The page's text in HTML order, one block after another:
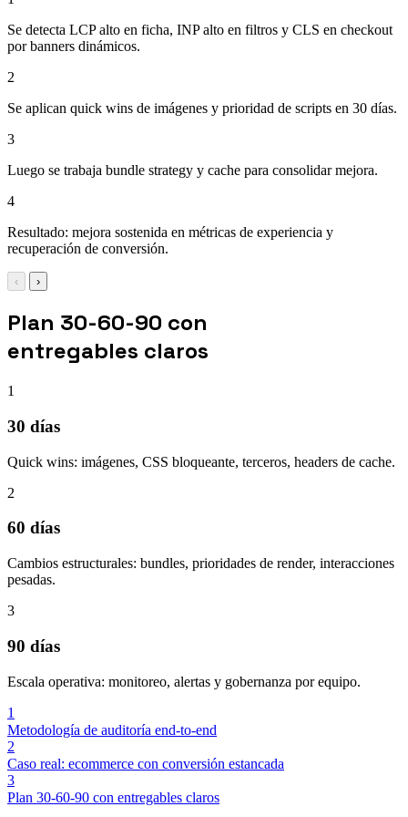
Se detecta LCP alto en ficha, INP alto en filtros y CLS en checkout
por banners dinámicos.
2
Se aplican quick wins de imágenes y prioridad de scripts en 30 días.
3
Luego se trabaja bundle strategy y cache para consolidar mejora.
4
Resultado: mejora sostenida en métricas de experiencia y
recuperación de conversión.
‹ ›
Plan 30-60-90 con
entregables claros
1
30 días
Quick wins: imágenes, CSS bloqueante, terceros, headers de cache.
2
60 días
Cambios estructurales: bundles, prioridades de render, interacciones
pesadas.
3
90 días
Escala operativa: monitoreo, alertas y gobernanza por equipo.
1
Metodología de auditoría end-to-end
2
Caso real: ecommerce con conversión estancada
3
Plan 30-60-90 con entregables claros